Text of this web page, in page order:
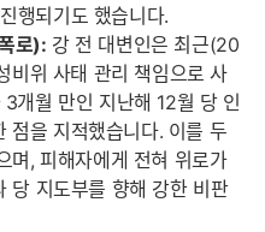
행되기도 했습니다.
로): 강 전 대변인은 최근(20
비위 사태 관리 책임으로 사
개월 만인 지난해 12월 당 인
점을 지적했습니다. 이를 두
며, 피해자에게 전혀 위로가
당 지도부를 향해 강한 비판